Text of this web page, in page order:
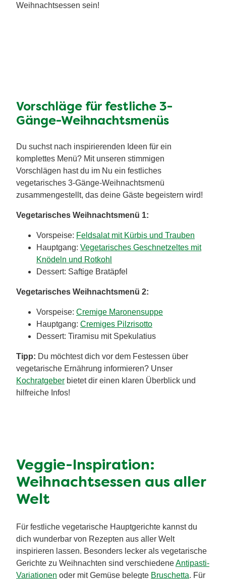
wird unserevegetarischen Rouladen mit Bulgur
Tisch. Wenn du gerne Herzhaftes backst, empfehlen
wir dir einen köstlichen
Linsenbraten
mit Nüssen.
Dieses Gericht kannst du ganz einfach vorbereiten
während du mit deinen Gästen bereits auf das Fest
anstößt. So entspannt kann vegetarisches
Weihnachtsessen sein!
Gänge-Weihnachtsmenüs
Du suchst nach inspirierenden Ideen für ein
komplettes Menü? Mit unseren stimmigen
vegetarisches 3-Gänge-Weihnachtsmenü
zusammengestellt, das deine Gäste begeistern wird!
Vegetarisches Weihnachtsmenü 1:
Vorspeise: Feldsalat mit Kürbis und Trauben